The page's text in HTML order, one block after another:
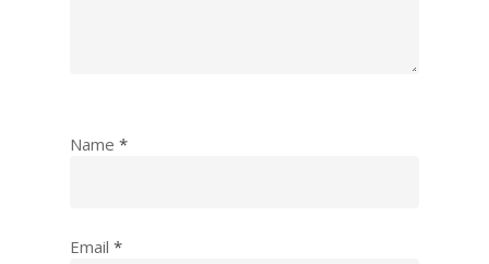
Name *
Email *